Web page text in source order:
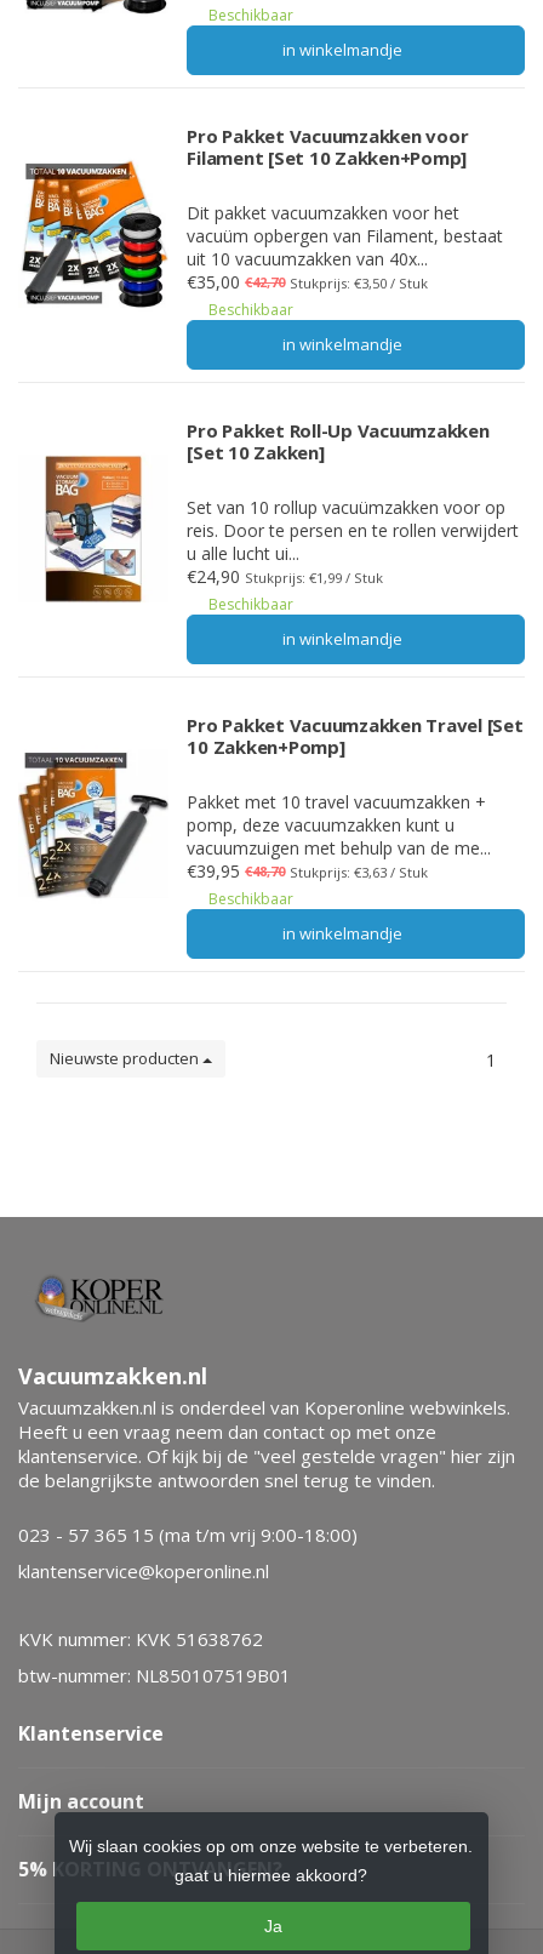
Beschikbaar
in winkelmandje
Pro Pakket Vacuumzakken voor
Filament [Set 10 Zakken+Pomp]
Dit pakket vacuumzakken voor het
vacuüm opbergen van Filament, bestaat
uit 10 vacuumzakken van 40x...
€35,00 €42,70 Stukprijs: €3,50 / Stuk
Beschikbaar
in winkelmandje
Pro Pakket Roll-Up Vacuumzakken
[Set 10 Zakken]
Set van 10 rollup vacuümzakken voor op
reis. Door te persen en te rollen verwijdert
u alle lucht ui...
€24,90 Stukprijs: €1,99 / Stuk
Beschikbaar
in winkelmandje
Pro Pakket Vacuumzakken Travel [Set
10 Zakken+Pomp]
Pakket met 10 travel vacuumzakken +
pomp, deze vacuumzakken kunt u
vacuumzuigen met behulp van de me...
€39,95 €48,70 Stukprijs: €3,63 / Stuk
Beschikbaar
in winkelmandje
Nieuwste producten 1
Vacuumzakken.nl
Vacuumzakken.nl is onderdeel van Koperonline webwinkels.
Heeft u een vraag neem dan contact op met onze
klantenservice. Of kijk bij de "veel gestelde vragen" hier zijn
de belangrijkste antwoorden snel terug te vinden.
023 - 57 365 15 (ma t/m vrij 9:00-18:00)
klantenservice@koperonline.nl
KVK nummer: KVK 51638762
btw-nummer: NL850107519B01
Klantenservice
Mijn account
5% KORTING ONTVANGEN?
Wij slaan cookies op om onze website te verbeteren.
gaat u hiermee akkoord?
Ja